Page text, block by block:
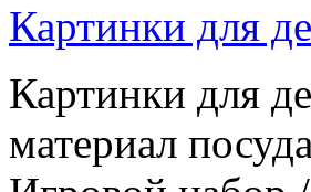
Картинки для
Картинки для
материал